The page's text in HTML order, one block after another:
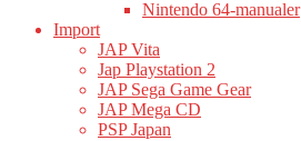
Nintendo 64-manualer
Import
JAP Vita
Jap Playstation 2
JAP Sega Game Gear
JAP Mega CD
PSP Japan